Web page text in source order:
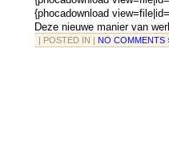
{phocadownload
Deze nieuwe manier van
| POSTED IN | NO COMMENTS